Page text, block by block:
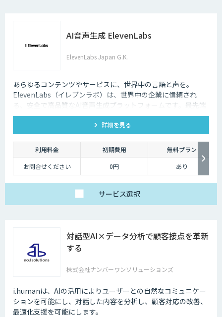
AI音声生成 ElevenLabs
ElevenLabs Japan G.K.
あらゆるコンテンツやサービスに、世界中の言語と声を。
ElevenLabs（イレブンラボ）は、世界中の企業に信頼され
る、安全で高品質なAI音声生成プラットフォームです。最先端
の技術で自然な音声を生成し、多言語対応やボイスクローニン
グ機能も、悪用を防ぐ倫理的ガードレールの中で提供します。
詳細を見る
利用料金 初期費用
無料プラン
お問合せください
0円 あり
サービス選択
対話型AI×データ分析で顧客接点を革新
する
株式会社ナンバーワンソリューションズ
i.humanは、AIの活用によりユーザーとの自然なコミュニケー
ションを可能にし、対話した内容を分析し、顧客対応の改善、
最適化支援を可能にします。